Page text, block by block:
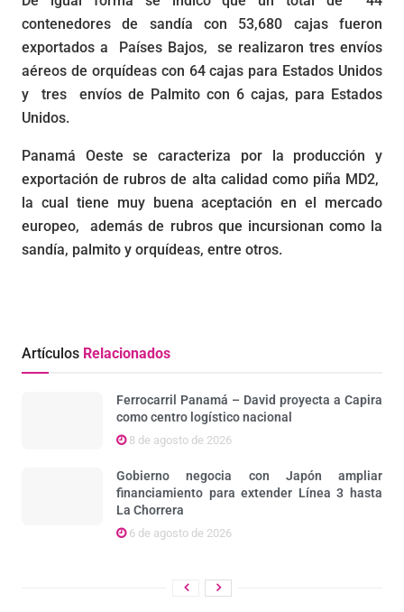
contenedores de sandía con 53,680 cajas fueron
exportados a Países Bajos, se realizaron tres envíos
aéreos de orquídeas con 64 cajas para Estados Unidos
y tres envíos de Palmito con 6 cajas, para Estados
Unidos.
Panamá Oeste se caracteriza por la producción y
exportación de rubros de alta calidad como piña MD2,
la cual tiene muy buena aceptación en el mercado
europeo, además de rubros que incursionan como la
sandía, palmito y orquídeas, entre otros.
Artículos Relacionados
Ferrocarril Panamá – David proyecta a Capira
como centro logístico nacional
8 de agosto de 2026
Gobierno negocia con Japón ampliar
financiamiento para extender Línea 3 hasta
La Chorrera
6 de agosto de 2026